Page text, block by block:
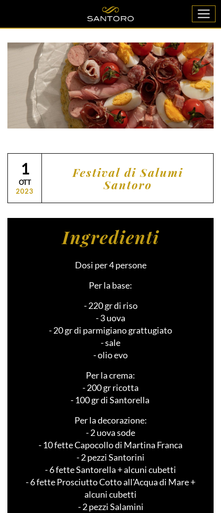
1
OTT
2023
Festival di Salumi
Santoro
Ingredienti
Dosi per 4 persone
Per la base:
- 220 gr di riso
- 3 uova
- 20 gr di parmigiano grattugiato
- sale
- olio evo
Per la crema:
- 200 gr ricotta
- 100 gr di Santorella
Per la decorazione:
- 2 uova sode
- 10 fette Capocollo di Martina Franca
- 2 pezzi Santorini
- 6 fette Santorella + alcuni cubetti
- 6 fette Prosciutto Cotto all'Acqua di Mare +
alcuni cubetti
- 2 pezzi Salamini